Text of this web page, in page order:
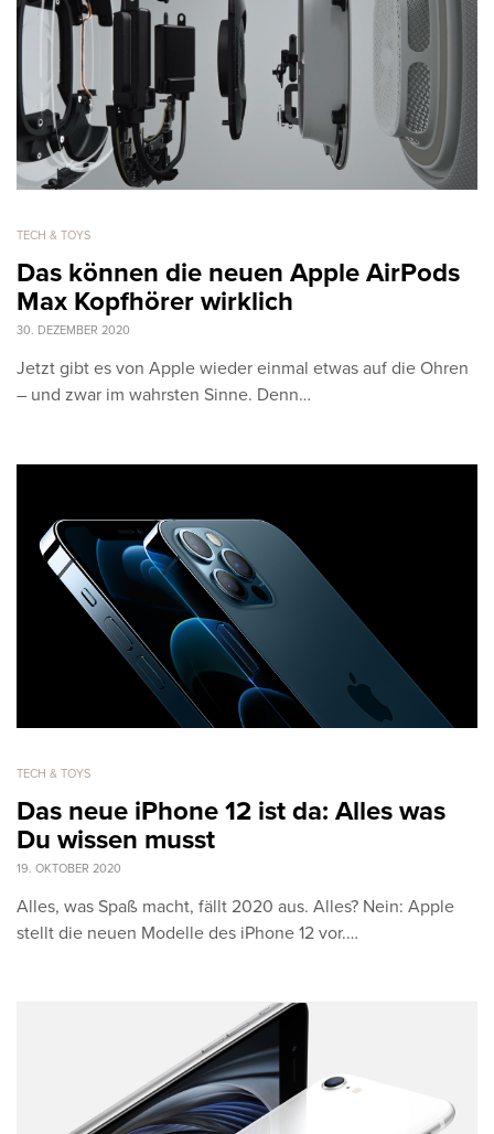
TECH & TOYS
Das können die neuen Apple AirPods
Max Kopfhörer wirklich
30. DEZEMBER 2020
Jetzt gibt es von Apple wieder einmal etwas auf die Ohren
– und zwar im wahrsten Sinne. Denn…
TECH & TOYS
Das neue iPhone 12 ist da: Alles was
Du wissen musst
19. OKTOBER 2020
Alles, was Spaß macht, fällt 2020 aus. Alles? Nein: Apple
stellt die neuen Modelle des iPhone 12 vor.…